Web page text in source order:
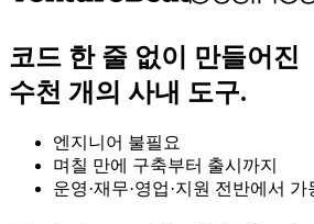
코드 한 줄 없이 만들어진
수천 개의 사내 도구.
엔지니어 불필요
며칠 만에 구축부터 출시까지
운영·재무·영업·지원 전반에서 가